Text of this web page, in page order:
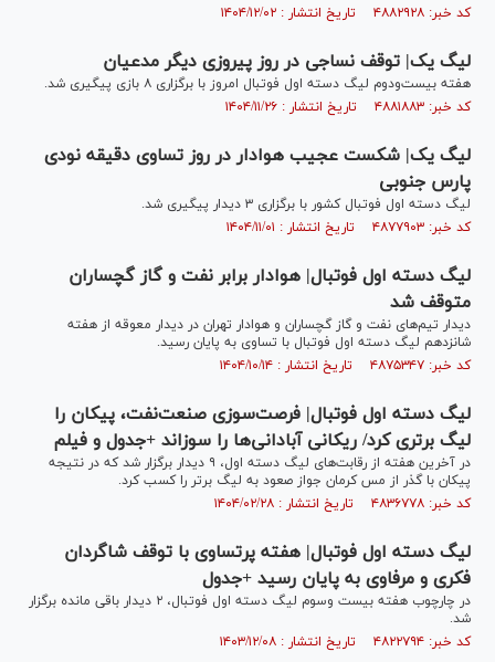
کد خبر: ۴۸۸۲۹۲۸ تاریخ انتشار : ۱۴۰۴/۱۲/۰۲
لیگ یک| توقف نساجی در روز پیروزی دیگر مدعیان
هفته بیست‌ودوم لیگ دسته اول فوتبال امروز با برگزاری ۸ بازی پیگیری شد.
کد خبر: ۴۸۸۱۸۸۳ تاریخ انتشار : ۱۴۰۴/۱۱/۲۶
لیگ یک| شکست عجیب هوادار در روز تساوی دقیقه نودی
پارس جنوبی
لیگ دسته اول فوتبال کشور با برگزاری ۳ دیدار پیگیری شد.
کد خبر: ۴۸۷۷۹۰۳ تاریخ انتشار : ۱۴۰۴/۱۱/۰۱
لیگ دسته اول فوتبال| هوادار برابر نفت و گاز گچساران
متوقف شد
دیدار تیم‌های نفت و گاز گچساران و هوادار تهران در دیدار معوقه از هفته
شانزدهم لیگ دسته اول فوتبال با تساوی به پایان رسید.
کد خبر: ۴۸۷۵۳۴۷ تاریخ انتشار : ۱۴۰۴/۱۰/۱۴
لیگ دسته اول فوتبال| فرصت‌سوزی صنعت‌نفت، پیکان را
لیگ برتری کرد/ ریکانی آبادانی‌ها را سوزاند +جدول و فیلم
در آخرین هفته از رقابت‌های لیگ دسته اول، ۹ دیدار برگزار شد که در نتیجه
پیکان با گذر از مس کرمان جواز صعود به لیگ برتر را کسب کرد.
کد خبر: ۴۸۳۶۷۷۸ تاریخ انتشار : ۱۴۰۴/۰۲/۲۸
لیگ دسته اول فوتبال| هفته پرتساوی با توقف شاگردان
فکری و مرفاوی به پایان رسید +جدول
در چارچوب هفته بیست وسوم لیگ دسته اول فوتبال، ۲ دیدار باقی مانده برگزار
شد.
کد خبر: ۴۸۲۲۷۹۴ تاریخ انتشار : ۱۴۰۳/۱۲/۰۸